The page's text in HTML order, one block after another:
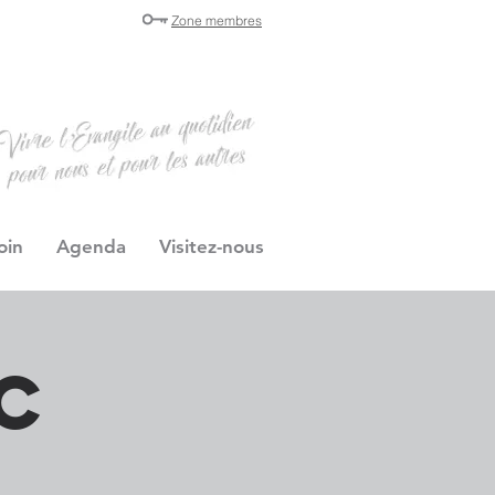
Zone membres
Agenda Visitez-nous